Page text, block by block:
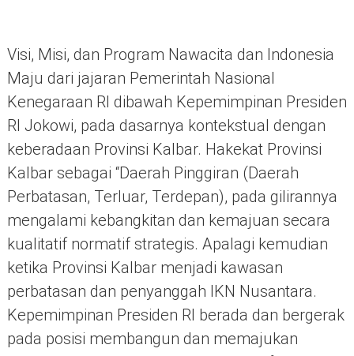
Visi, Misi, dan Program Nawacita dan Indonesia
Maju dari jajaran Pemerintah Nasional
Kenegaraan RI dibawah Kepemimpinan Presiden
RI Jokowi, pada dasarnya kontekstual dengan
keberadaan Provinsi Kalbar. Hakekat Provinsi
Kalbar sebagai “Daerah Pinggiran (Daerah
Perbatasan, Terluar, Terdepan), pada gilirannya
mengalami kebangkitan dan kemajuan secara
kualitatif normatif strategis. Apalagi kemudian
ketika Provinsi Kalbar menjadi kawasan
perbatasan dan penyanggah IKN Nusantara.
Kepemimpinan Presiden RI berada dan bergerak
pada posisi membangun dan memajukan